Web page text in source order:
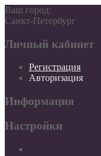
Ваш город:
Санкт-Петербург
Личный кабинет
Регистрация
Авторизация
Информация
Настройки